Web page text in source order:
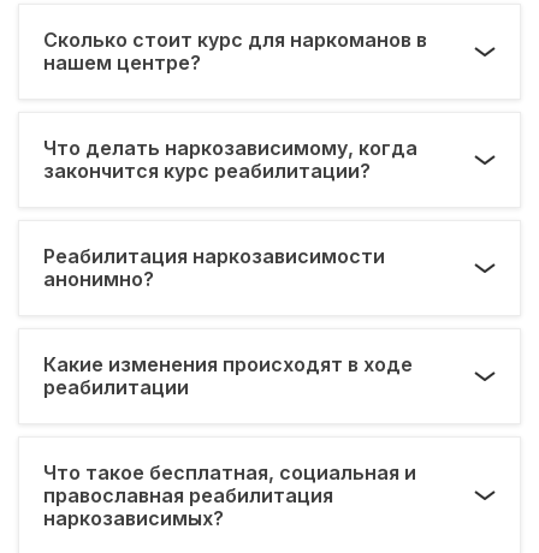
Сколько стоит курс для наркоманов в
нашем центре?
Что делать наркозависимому, когда
закончится курс реабилитации?
Реабилитация наркозависимости
анонимно?
Какие изменения происходят в ходе
реабилитации
Что такое бесплатная, социальная и
православная реабилитация
наркозависимых?